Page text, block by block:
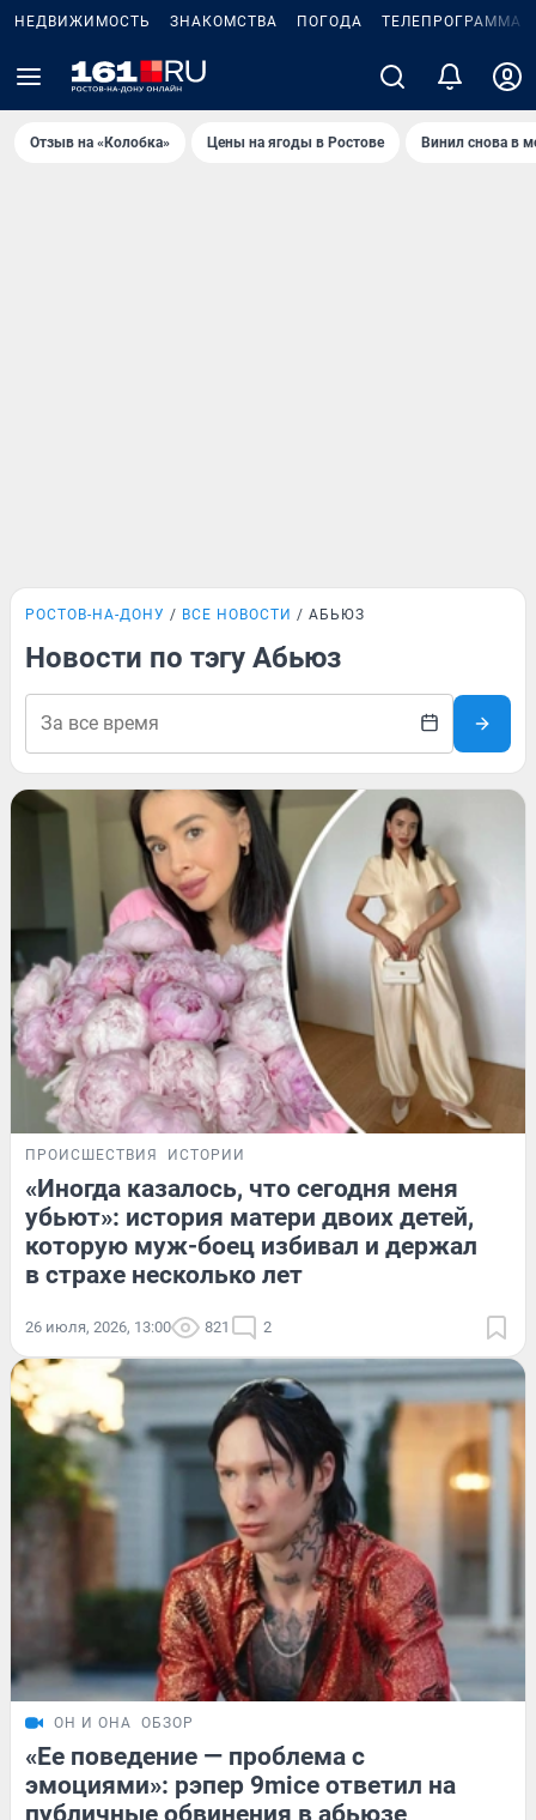
НЕДВИЖИМОСТЬ ЗНАКОМСТВА ПОГОДА ТЕЛЕПРОГРАММА
Отзыв на «Колобка» Цены на ягоды в Ростове Винил снова в
РОСТОВ-НА-ДОНУ ВСЕ НОВОСТИ АБЬЮЗ
Новости по тэгу Абьюз
ПРОИСШЕСТВИЯ ИСТОРИИ
«Иногда казалось, что сегодня меня
убьют»: история матери двоих детей,
которую муж-боец избивал и держал
в страхе несколько лет
26 июля, 2026, 13:00 821 2
ОН И ОНА ОБЗОР
«Ее поведение — проблема с
эмоциями»: рэпер 9mice ответил на